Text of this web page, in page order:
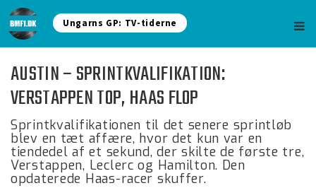
Ungarns GP: TV-tiderne
AUSTIN – SPRINTKVALIFIKATION:
VERSTAPPEN TOP, HAAS FLOP
Sprintkvalifikationen til det senere sprintløb
blev en tæt affære, hvor det kun var en
tiendedel af et sekund, der skilte de første tre,
Verstappen, Leclerc og Hamilton. Den
opdaterede Haas-racer skuffer.